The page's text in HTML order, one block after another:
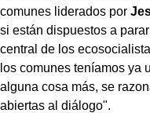
comunes liderados por
si están dispuestos a
central de los
los comunes teníamos ya
alguna cosa más, se
abiertas al diálogo".